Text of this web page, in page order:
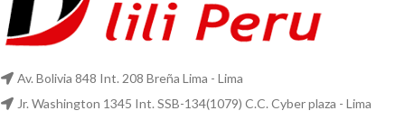
Av. Bolivia 848 Int. 208 Breña Lima - Lima
Jr. Washington 1345 Int. SSB-134(1079) C.C. Cyber plaza - Lima